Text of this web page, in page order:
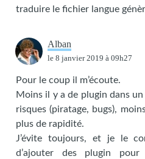
traduire le fichier langue
Alban
le 8 janvier 2019 à 09h27
Pour le coup il m’écoute.
Moins il y a de plugin dans
risques (piratage, bugs),
plus de rapidité.
J’évite toujours, et je le
d’ajouter des plugin